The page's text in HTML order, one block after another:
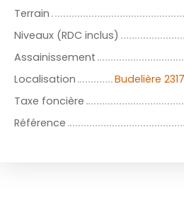
Terrain
Niveaux (RDC inclus)
Assainissement
Localisation
Budelière
Taxe foncière
Référence